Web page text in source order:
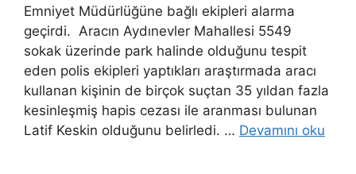
Emniyet Müdürlüğüne bağlı ekipleri alarma
geçirdi. Aracın Aydınevler Mahallesi 5549
sokak üzerinde park halinde olduğunu tespit
eden polis ekipleri yaptıkları araştırmada aracı
kullanan kişinin de birçok suçtan 35 yıldan fazla
kesinleşmiş hapis cezası ile aranması bulunan
Latif Keskin olduğunu belirledi. … Devamını oku